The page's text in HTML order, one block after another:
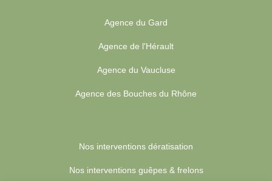
Agence du Gard
Agence de l'Hérault
Agence du Vaucluse
Agence des Bouches du Rhône
Nos interventions dératisation
Nos interventions guêpes & frelons